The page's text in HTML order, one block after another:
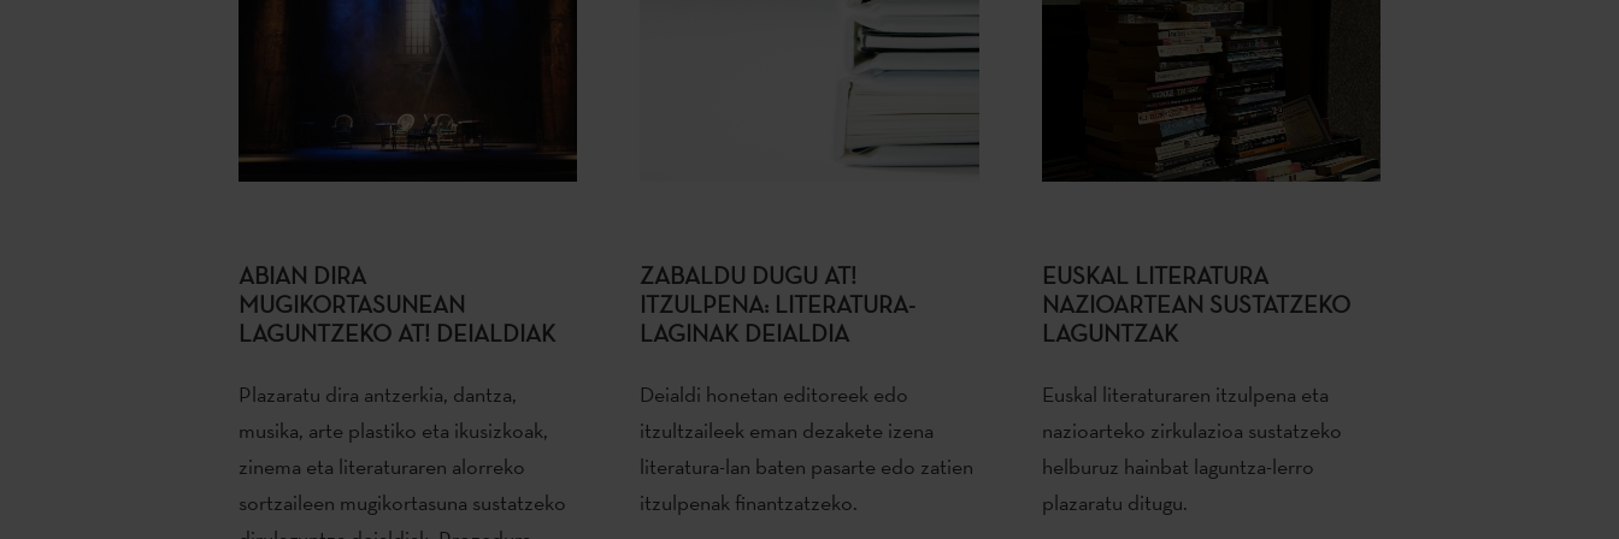
ABIAN DIRA
MUGIKORTASUNEAN
LAGUNTZEKO AT! DEIALDIAK
Plazaratu dira antzerkia, dantza,
musika, arte plastiko eta ikusizkoak,
zinema eta literaturaren alorreko
sortzaileen mugikortasuna sustatzeko
ZABALDU DUGU AT!
ITZULPENA: LITERATURA-
LAGINAK DEIALDIA
Deialdi honetan editoreek edo
itzultzaileek eman dezakete izena
literatura-lan baten pasarte edo zatien
itzulpenak finantzatzeko.
EUSKAL LITERATURA
NAZIOARTEAN SUSTATZEKO
LAGUNTZAK
Euskal literaturaren itzulpena eta
nazioarteko zirkulazioa sustatzeko
helburuz hainbat laguntza-lerro
plazaratu ditugu.